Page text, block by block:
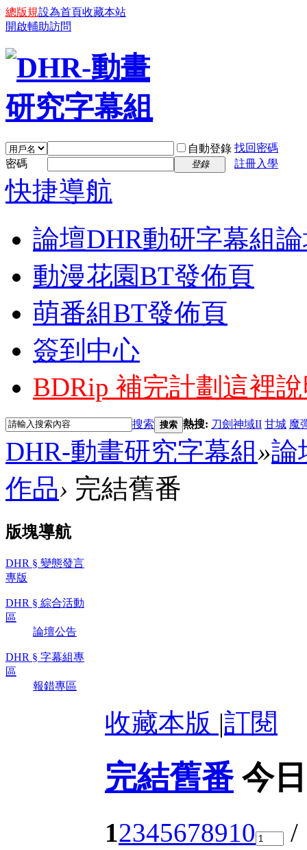
總版規設為首頁收藏本站
開啟輔助訪問
自動登錄 找回密碼
密碼
登錄 註冊入學
快捷導航
論壇DHR動研字幕組
動漫花園BT發佈頁
萌番組BT發佈頁
簽到中心
BDRip 補完計劃 這裡
搜索 搜索 熱搜: 刀劍神域II 甘城 魔
DHR-動畫研究字幕組»論
作品› 完結舊番
版塊導航
DHR § 變態發言
專版
DHR § 綜合活動
區
論壇公告
DHR § 字幕組專
區
報錯專區
收藏本版 |訂閱
完結舊番 今
12345678910 /